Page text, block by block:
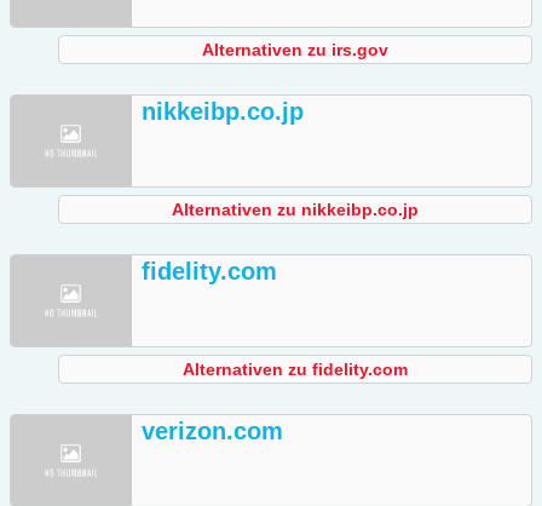
Alternativen zu irs.gov
nikkeibp.co.jp
Alternativen zu nikkeibp.co.jp
fidelity.com
Alternativen zu fidelity.com
verizon.com